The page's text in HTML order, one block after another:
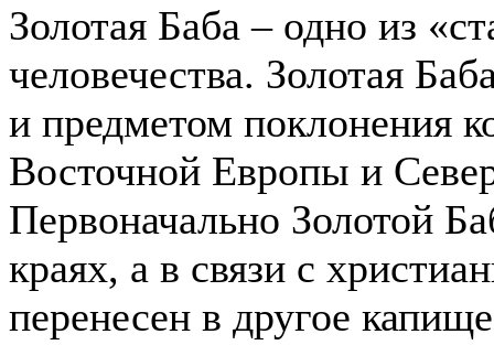
Золотая Баба – одно из
человечества. Золотая
и предметом поклонения
Восточной Европы и
Первоначально Золотой
краях, а в связи с
перенесен в другое